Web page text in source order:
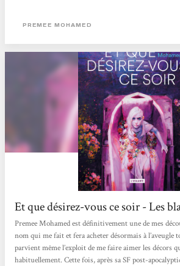
PREMEE MOHAMED
Et que désirez-vous ce soir - Les
Premee Mohamed est définitivement une de mes
nom qui me fait et fera acheter désormais à l’aveugle
parvient même l’exploit de me faire aimer les décors
habituellement. Cette fois, après sa SF post-